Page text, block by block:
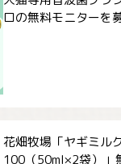
ロの無料モニターを
花畑牧場「ヤギミル
100（50ml×2袋）」